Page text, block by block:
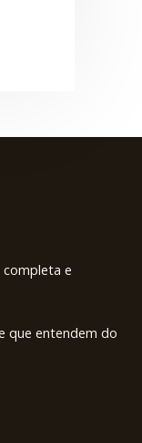
e
que entendem do